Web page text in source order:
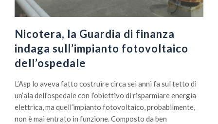
Nicotera, la Guardia di finanza
indaga sull’impianto fotovoltaico
dell’ospedale
L’Asp lo aveva fatto costruire circa sei anni fa sul tetto di
un’ala dell’ospedale con l’obiettivo di risparmiare energia
elettrica, ma quell’impianto fotovoltaico, probabilmente,
non è mai entrato in funzione. Composto da ben